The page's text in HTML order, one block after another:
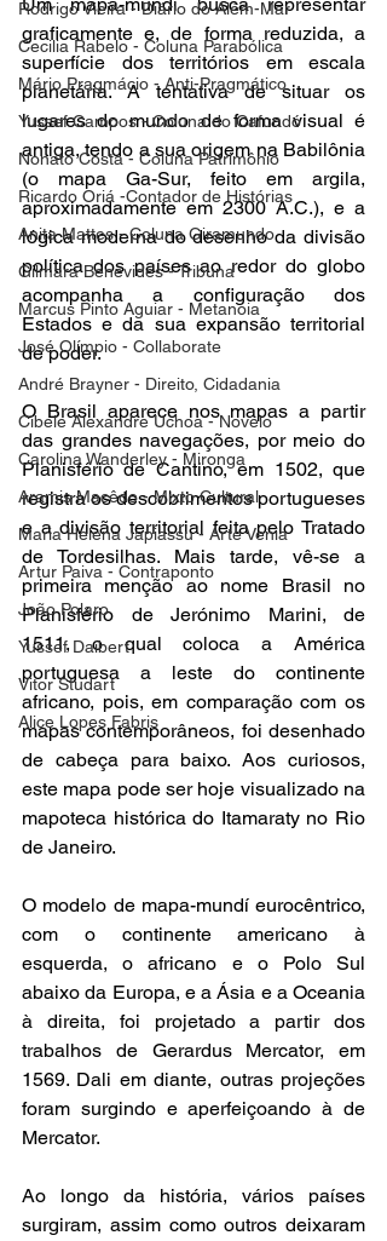
Rodrigo Vieira - Diário do Além-Mar
Cecilia Rabelo - Coluna Parabólica
Mário Pragmácio - Anti-Pragmático
Yussef Campos - Coluna do Cafundó
Nonato Costa - Coluna Patrimônio
Ricardo Oriá -Contador de Histórias
Anita Mattes - Coluna Giramundo
Gilmara Benevides - Tribuna
Marcus Pinto Aguiar - Metanoia
José Olímpio - Collaborate
André Brayner - Direito, Cidadania
Cibele Alexandre Uchoa - Novelo
Carolina Wanderley - Mironga
Aramis Macêdo - Mixto Cultural
Maria Helena Japiassu - Arte Venia
Artur Paiva - Contraponto
João Polaro
Yussef Daibert
Vitor Studart
Alice Lopes Fabris
Um mapa-mundí busca representar
graficamente e, de forma reduzida, a
superfície dos territórios em escala
planetária. A tentativa de situar os
lugares do mundo de forma visual é
antiga, tendo a sua origem na Babilônia
(o mapa Ga-Sur, feito em argila,
aproximadamente em 2300 A.C.), e a
lógica moderna do desenho da divisão
política dos países ao redor do globo
acompanha a configuração dos
Estados e da sua expansão territorial
de poder.
O Brasil aparece nos mapas a partir
das grandes navegações, por meio do
Planisfério de Cantino, em 1502, que
registra os descobrimentos portugueses
e a divisão territorial feita pelo Tratado
de Tordesilhas. Mais tarde, vê-se a
primeira menção ao nome Brasil no
Planisfério de Jerónimo Marini, de
1511, o qual coloca a América
portuguesa a leste do continente
africano, pois, em comparação com os
mapas contemporâneos, foi desenhado
de cabeça para baixo. Aos curiosos,
este mapa pode ser hoje visualizado na
mapoteca histórica do Itamaraty no Rio
de Janeiro.
O modelo de mapa-mundí eurocêntrico,
com o continente americano à
esquerda, o africano e o Polo Sul
abaixo da Europa, e a Ásia e a Oceania
à direita, foi projetado a partir dos
trabalhos de Gerardus Mercator, em
1569. Dali em diante, outras projeções
foram surgindo e aperfeiçoando à de
Mercator.
Ao longo da história, vários países
surgiram, assim como outros deixaram